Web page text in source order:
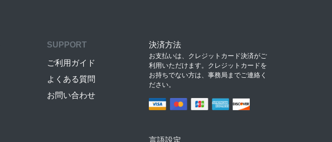
SUPPORT
ご利用ガイド
よくある質問
お問い合わせ
決済方法
お支払いは、クレジットカード決済がご
利用いただけます。クレジットカードを
お持ちでない方は、事務局までご連絡く
ださい。
言語設定